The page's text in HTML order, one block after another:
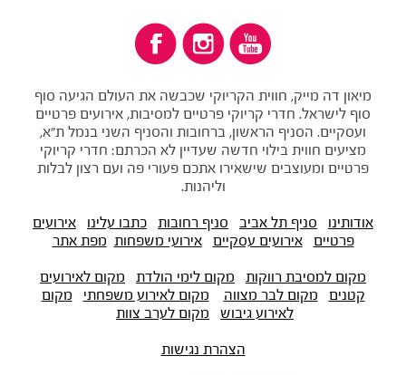
מיאון דה מייק, חווית הקריוקי שכבשה את העולם הגיעה סוף
סוף לישראל. חדרי קריוקי פרטיים למסיבות, אירועים פרטיים
ועסקיים. הסניף הראשון, ברחובות והסניף השני בנמל ת"א,
מציעים חווית בילוי חדשה שעדיין לא הכרתם: חדרי קריוקי
פרטיים ומעוצבים שישאירו אתכם פעורי פה ועם רצון לבלות
וליהנות.
אודותינו
סניף תל אביב סניף רחובות כתבו עלינו
אירועים
פרטיים
אירועים עסקיים אירועי משפחות מפת אתר
מקום למסיבת רווקות
מקום לימי הולדת
מקום לאירועים
קטנים
מקום לבר מצווה מקום לאירוע משפחתי
מקום
לאירוע גיבוש
מקום לערב צוות
הצהרת נגישות